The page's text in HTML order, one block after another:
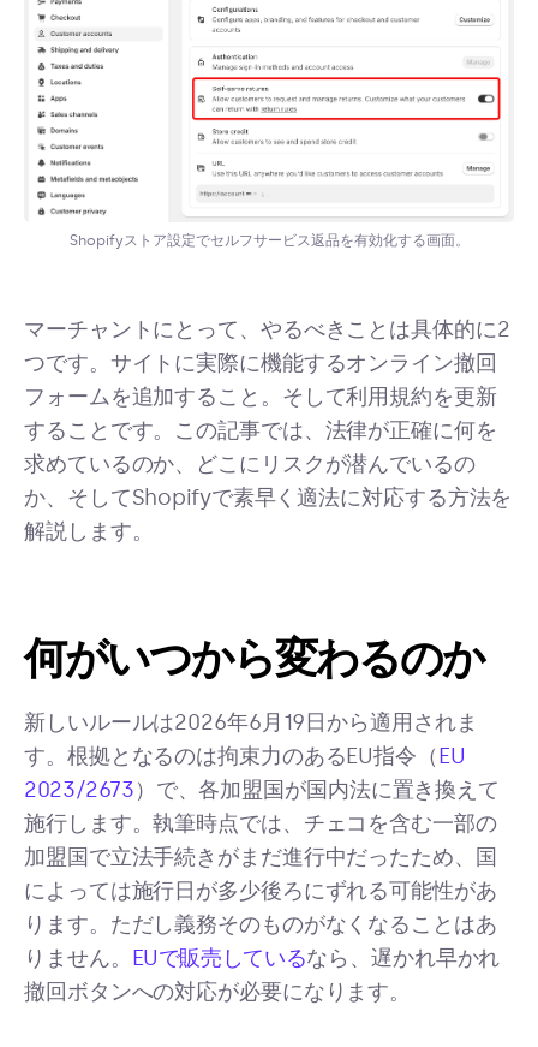
Shopifyストア設定でセルフサービス返品を有効化する画面。
マーチャントにとって、やるべきことは具体的に2
つです。サイトに実際に機能するオンライン撤回
フォームを追加すること。そして利用規約を更新
することです。この記事では、法律が正確に何を
求めているのか、どこにリスクが潜んでいるの
か、そしてShopifyで素早く適法に対応する方法を
解説します。
何がいつから変わるのか
新しいルールは2026年6月19日から適用されま
す。根拠となるのは拘束力のあるEU指令（EU
2023/2673）で、各加盟国が国内法に置き換えて
施行します。執筆時点では、チェコを含む一部の
加盟国で立法手続きがまだ進行中だったため、国
によっては施行日が多少後ろにずれる可能性があ
ります。ただし義務そのものがなくなることはあ
りません。 EUで販売しているなら、遅かれ早かれ
撤回ボタンへの対応が必要になります。